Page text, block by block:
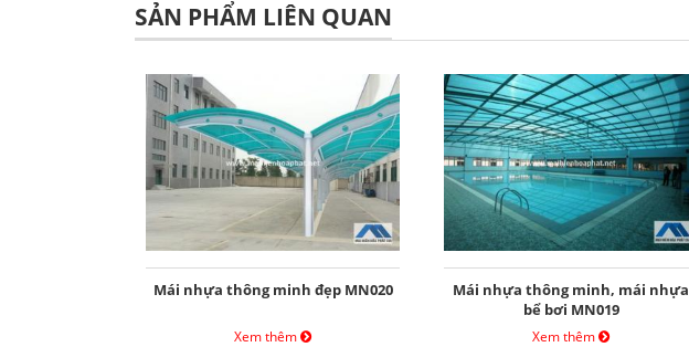
SẢN PHẨM LIÊN QUAN
Mái nhựa thông minh đẹp MN020
Xem thêm
Mái nhựa thông minh, mái nhựa
bể bơi MN019
Xem thêm